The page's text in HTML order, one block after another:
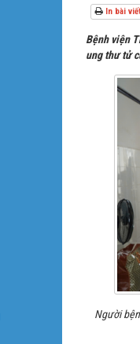
In bài
Bệnh viện
ung thư tử
Người